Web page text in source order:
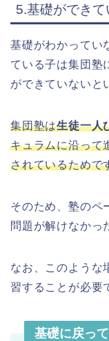
5.基礎ができ
基礎がわかってい
ている子は集団塾
ができていないと
集団塾は生徒一人
キュラムに沿って
されているためで
そのため、塾のペ
問題が解けなかっ
なお、このような
習することが必要
基礎に戻っ